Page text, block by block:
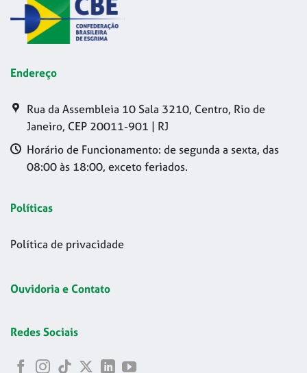
Endereço
Rua da Assembleia 10 Sala 3210, Centro, Rio de
Janeiro, CEP 20011-901 | RJ
Horário de Funcionamento: de segunda a sexta, das
08:00 às 18:00, exceto feriados.
Políticas
Política de privacidade
Ouvidoria e Contato
Redes Sociais